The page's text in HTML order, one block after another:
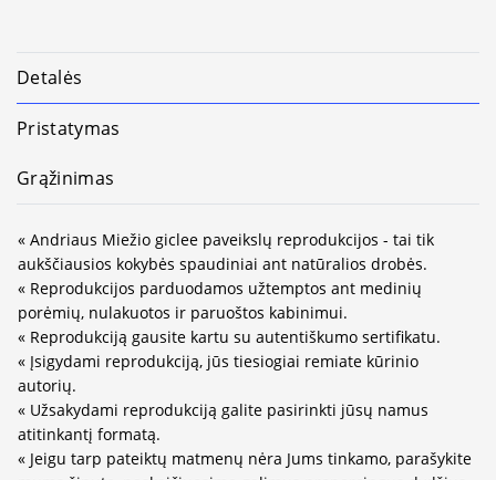
Detalės
Pristatymas
Grąžinimas
« Andriaus Miežio giclee paveikslų reprodukcijos - tai tik
aukščiausios kokybės spaudiniai ant natūralios drobės.
« Reprodukcijos parduodamos užtemptos ant medinių
porėmių, nulakuotos ir paruoštos kabinimui.
« Reprodukciją gausite kartu su autentiškumo sertifikatu.
« Įsigydami reprodukciją, jūs tiesiogiai remiate kūrinio
autorių.
« Užsakydami reprodukciją galite pasirinkti jūsų namus
atitinkantį formatą.
« Jeigu tarp pateiktų matmenų nėra Jums tinkamo, parašykite